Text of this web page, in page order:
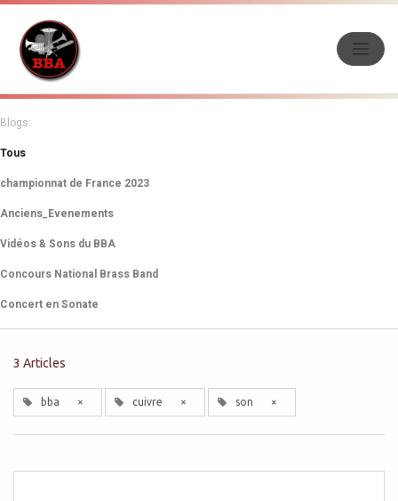
Blogs:
Tous
championnat de France 2023
Anciens_Evenements
Vidéos & Sons du BBA
Concours National Brass Band
Concert en Sonate
3 Articles
bba × cuivre × son ×